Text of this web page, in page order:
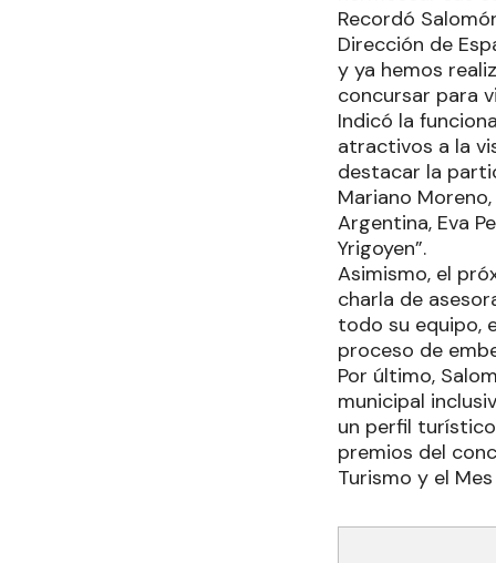
Recordó
Dirección de
y ya hemos
concursar para
Indicó la
atractivos a la
destacar la
Mariano Moreno,
Argentina, Eva
Yrigoyen”.
Asimismo, el
charla de
todo su equipo,
proceso de
Por último,
municipal
un perfil
premios del
Turismo y el